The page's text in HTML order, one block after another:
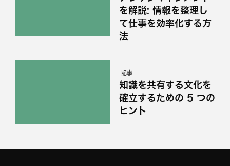
を解説: 情報を整理し
て仕事を効率化する方
法
記事
知識を共有する文化を
確立するための 5 つの
ヒント